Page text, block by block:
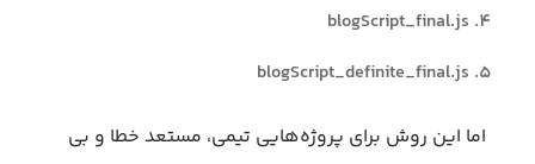
blogScript_final.js
blogScript_definite_final.js
اما این روش برای پروژه‌هایی تیمی، مستعد خطا و بی